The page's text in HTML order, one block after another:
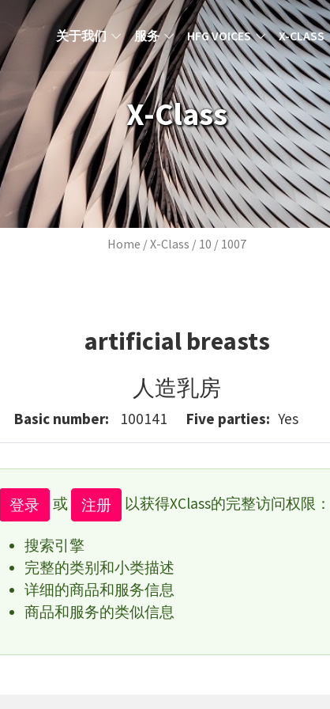
MAIN NAVIGATION ZH
关于我们 服务 HFG VOICES X-CLASS
X-Class
Breadcrumb
Home X-Class 10 1007
artificial breasts
人造乳房
Basic number 100141 Five parties Yes
登录 或 注册 以获得XClass的完整访问权限：
搜索引擎
完整的类别和小类描述
详细的商品和服务信息
商品和服务的类似信息